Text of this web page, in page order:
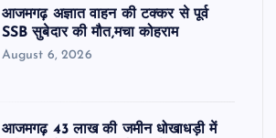
आजमगढ़ अज्ञात वाहन की टक्कर से पूर्व
SSB सुबेदार की मौत,मचा कोहराम
August 6, 2026
आजमगढ़ 43 लाख की जमीन धोखाधड़ी में